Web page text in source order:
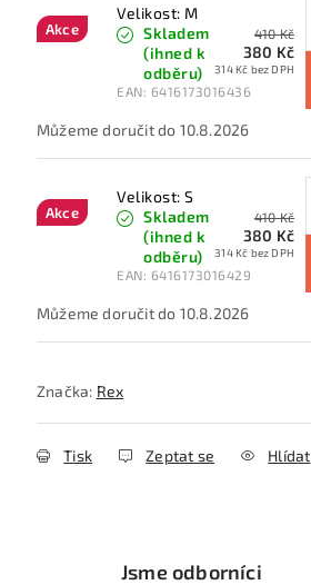
Akce
Velikost: M
Skladem
(ihned k
odběru)
EAN: 6416173016436
410 Kč
380 Kč
314 Kč bez DPH
10.8.2026
Akce
Velikost: S
Skladem
(ihned k
odběru)
EAN: 6416173016429
410 Kč
380 Kč
314 Kč bez DPH
10.8.2026
Značka: Rex
Tisk Zeptat se Hlídat
Jsme odborníci